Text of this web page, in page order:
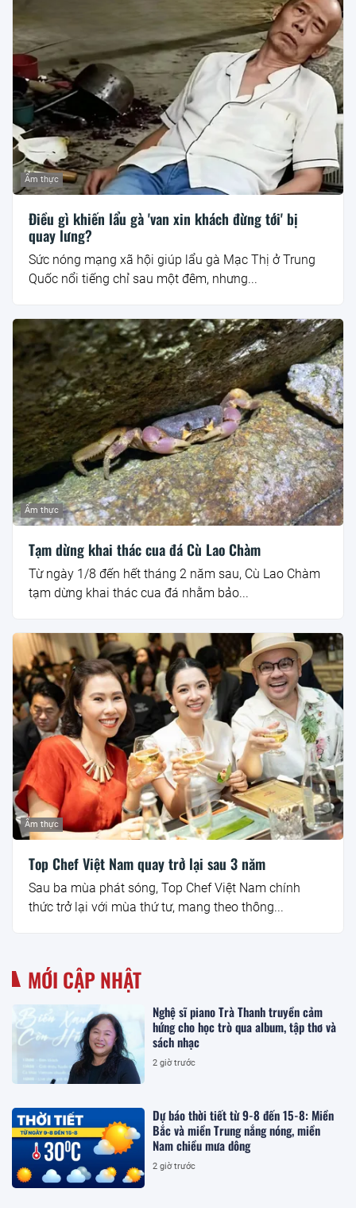
Ẩm thực
Điều gì khiến lẩu gà 'van xin khách đừng tới' bị
quay lưng?
Sức nóng mạng xã hội giúp lẩu gà Mạc Thị ở Trung
Quốc nổi tiếng chỉ sau một đêm, nhưng...
Ẩm thực
Tạm dừng khai thác cua đá Cù Lao Chàm
Từ ngày 1/8 đến hết tháng 2 năm sau, Cù Lao Chàm
tạm dừng khai thác cua đá nhằm bảo...
Ẩm thực
Top Chef Việt Nam quay trở lại sau 3 năm
Sau ba mùa phát sóng, Top Chef Việt Nam chính
thức trở lại với mùa thứ tư, mang theo thông...
MỚI CẬP NHẬT
Nghệ sĩ piano Trà Thanh truyền cảm
hứng cho học trò qua album, tập thơ và
sách nhạc
2 giờ trước
Dự báo thời tiết từ 9-8 đến 15-8: Miền
Bắc và miền Trung nắng nóng, miền
Nam chiều mưa dông
2 giờ trước